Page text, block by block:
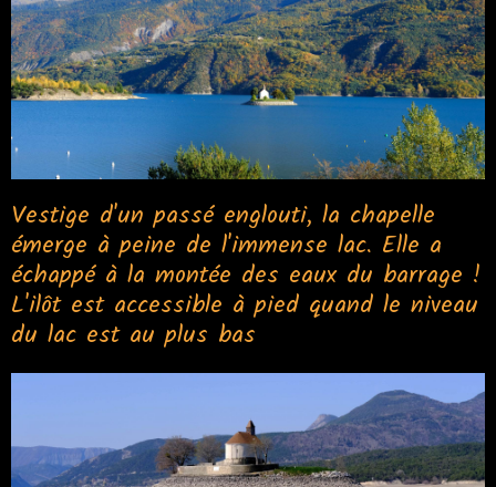
Vestige d'un passé englouti, la chapelle
émerge à peine de l'immense lac. Elle a
échappé à la montée des eaux du barrage !
L'ilôt est accessible à pied quand le niveau
du lac est au plus bas